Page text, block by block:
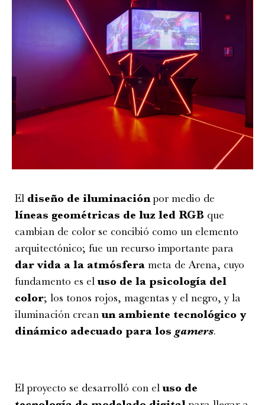
El diseño de iluminaciónpor medio de
líneas geométricas de luz led RGB que
cambian de color se concibió como un elemento
arquitectónico; fue un recurso importante para
dar vida a la atmósfera meta de Arena, cuyo
fundamento es eluso de la psicología del
color; los tonos rojos, magentas y el negro, y la
iluminación creanun ambiente tecnológico y
dinámico adecuado para los gamers.
El proyecto se desarrolló con eluso de